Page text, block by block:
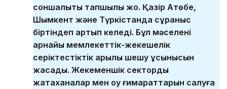
соншалықты тапшылық жоқ. Қазір Ақтөбе,
Шымкент және Түркістанда сұраныс
біртіндеп артып келеді. Бұл мәселені
арнайы мемлекеттік-жекешелік
серіктестіктік арқылы шешу ұсынысын
жасадық. Жекеменшік секторды
жатақханалар мен оқу ғимараттарын салуға